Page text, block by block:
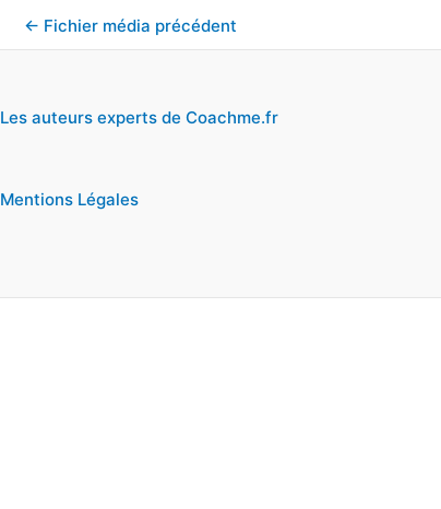
← Fichier média précédent
Les auteurs experts de Coachme.fr
Mentions Légales